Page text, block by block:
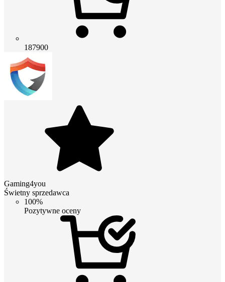
187900
Gaming4you
Świetny sprzedawca
100%
Pozytywne oceny